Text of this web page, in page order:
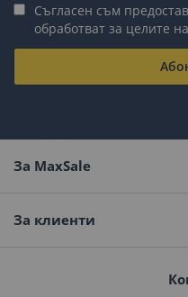
Съгласен съм
обработват за целите
За MaxSale
За клиенти